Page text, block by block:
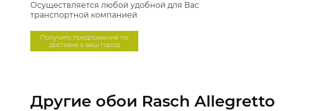
Осуществляется любой удобной для Вас
транспортной компанией
Получить предложение по
доставке в ваш город
Другие обои Rasch Allegretto